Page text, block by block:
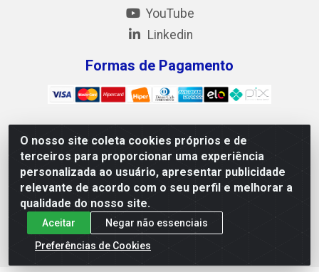
O nosso site coleta cookies próprios e de
terceiros para proporcionar uma experiência
personalizada ao usuário, apresentar publicidade
relevante de acordo com o seu perfil e melhorar a
qualidade do nosso site.
Aceitar
Negar não essenciais
Preferências de Cookies
YouTube
Linkedin
Formas de Pagamento
Mix Alimentos LTDA - Quadra Asr Ne 55 (412 Norte), Alameda
02, S/N - Plano Diretor Norte, Palmas/TO - CEP 77.006-540 -
CNPJ 05.922.500/0001-02